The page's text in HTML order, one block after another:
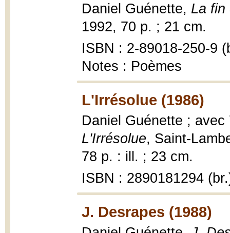
Daniel Guénette, La fin
1992, 70 p. ; 21 cm.
ISBN : 2-89018-250-9
Notes : Poèmes
L'Irrésolue (1986)
Daniel Guénette ;
L'Irrésolue, Saint-
78 p. : ill. ; 23 cm.
ISBN : 2890181294
J. Desrapes (1988)